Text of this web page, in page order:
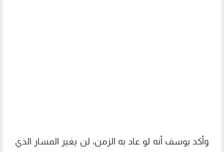
وأكد يوسف أنه لو عاد به الزمن، لن يغير المسار الذي